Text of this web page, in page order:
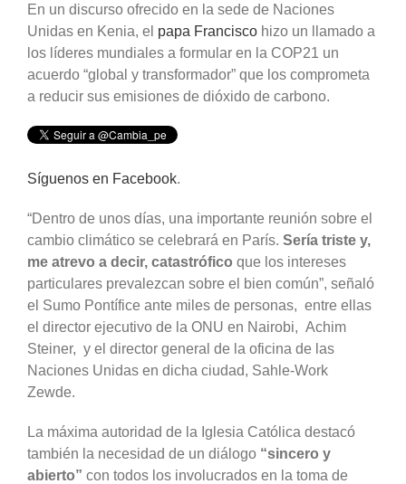
En un discurso ofrecido en la sede de Naciones
Unidas en Kenia, el papa Francisco hizo un llamado a
los líderes mundiales a formular en la COP21 un
acuerdo “global y transformador” que los comprometa
a reducir sus emisiones de dióxido de carbono.
Síguenos en Facebook.
“Dentro de unos días, una importante reunión sobre el
cambio climático se celebrará en París. Sería triste y,
me atrevo a decir, catastrófico que los intereses
particulares prevalezcan sobre el bien común”, señaló
el Sumo Pontífice ante miles de personas, entre ellas
el director ejecutivo de la ONU en Nairobi, Achim
Steiner, y el director general de la oficina de las
Naciones Unidas en dicha ciudad, Sahle-Work
Zewde.
La máxima autoridad de la Iglesia Católica destacó
también la necesidad de un diálogo “sincero y
abierto” con todos los involucrados en la toma de